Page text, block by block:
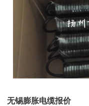
无锡膨胀电缆报价